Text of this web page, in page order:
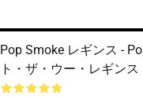
Pop Smoke レギンス -
ト・ザ・ウー・レギンス